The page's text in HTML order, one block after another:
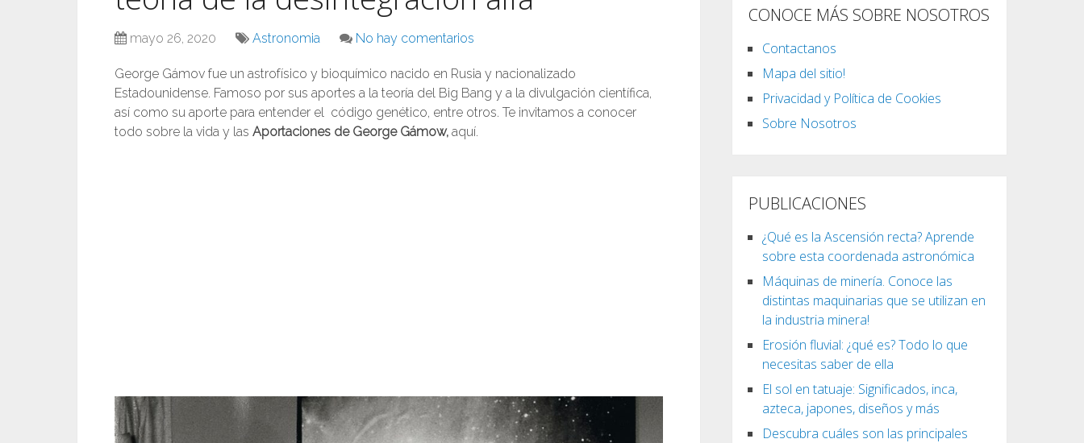
mayo 26, 2020 Astronomia No hay comentarios
George Gámov fue un astrofísico y bioquímico nacido en Rusia y nacionalizado
Estadounidense. Famoso por sus aportes a la teoría del Big Bang y a la divulgación científica,
así como su aporte para entender el código genético, entre otros. Te invitamos a conocer
todo sobre la vida y las Aportaciones de George Gámow, aquí.
CONOCE MÁS SOBRE NOSOTROS
Contactanos
Mapa del sitio!
Privacidad y Política de Cookies
Sobre Nosotros
PUBLICACIONES
¿Qué es la Ascensión recta? Aprende
sobre esta coordenada astronómica
Máquinas de minería. Conoce las
distintas maquinarias que se utilizan en
la industria minera!
Erosión fluvial: ¿qué es? Todo lo que
necesitas saber de ella
El sol en tatuaje: Significados, inca,
azteca, japones, diseños y más
Descubra cuáles son las principales